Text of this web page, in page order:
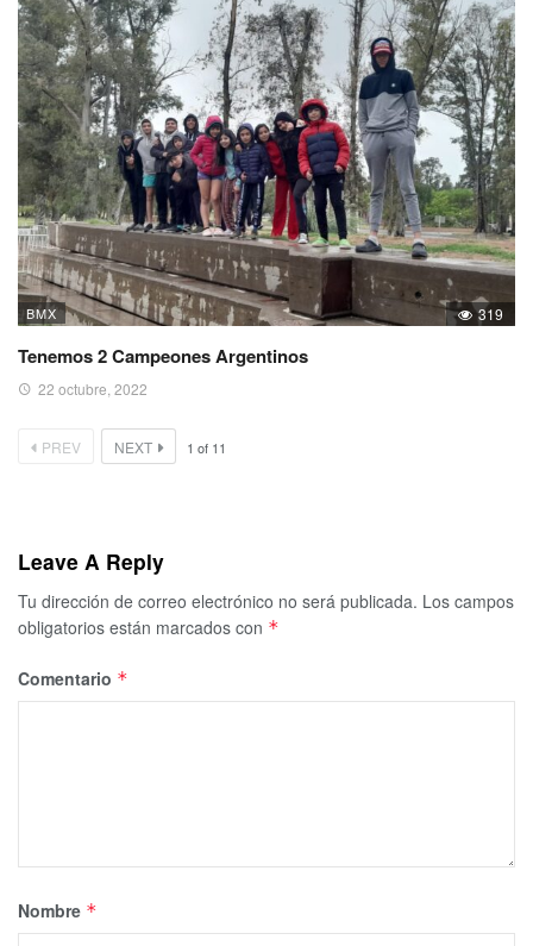
BMX 319
Tenemos 2 Campeones Argentinos
22 octubre, 2022
PREV NEXT 1 of 11
Leave A Reply
Tu dirección de correo electrónico no será publicada. Los campos
obligatorios están marcados con *
Comentario *
Nombre *